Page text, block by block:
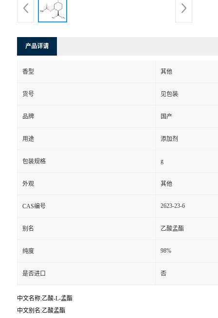
产品详请
香型 其他
货号 见包装
品牌 国产
用途 添加剂
包装规格 g
外观 其他
CAS编号 2623-23-6
别名 乙酸孟酯
纯度 98%
是否进口 否
中文名称:乙酸-L-孟酯
中文别名:乙酸孟酯